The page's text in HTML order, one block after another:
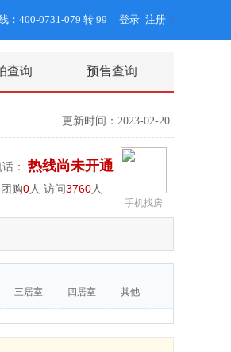
：400-0731-079 转 99 登录 /
注册
查询 预售查询
更新时间：2023-02-20
手机找房
： 热线尚未开通
购0人 访问3760人
三居室 四居室 其他